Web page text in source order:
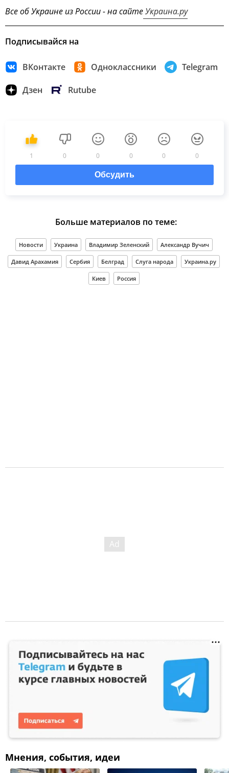
Все об Украине из России - на сайтеУкраина.ру
Подписывайся на
ВКонтакте Одноклассники Telegram
Дзен Rutube
1 0 0 0 0 0
Обсудить
Больше материалов по теме:
Новости Украина Владимир Зеленский Александр Вучич
Давид Арахамия Сербия Белград Слуга народа Украина.ру
Киев Россия
Мнения, события, идеи